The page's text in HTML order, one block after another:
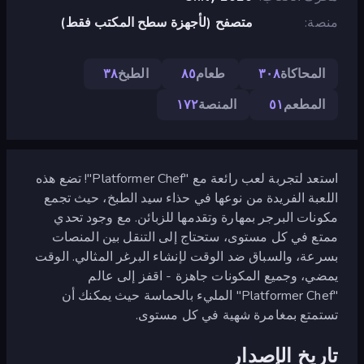
منصة
متصفح (لأجهزة سطح المكتب فقط)
المحاكاة٣٠٨ طعام٨٥ الطبخ٣٨
المطعم٥١ المنصة١٧٢
استعد لتجربة لعب رائعة مع "Platformer Chef"! تضع هذه
اللعبة الفريدة من نوعها في حذاء سيد الطبخ، حيث تجمع
مكونات البرجر بمهارة وتقدمها للزبائن. مع وجود تحدي
ممتع في كل مستوى، ستحتاج إلى التنقل بين المنصات
بسرعة، والسباق ضد الوقت لإنشاء البرغر المثالي. الوقت
يمضي، وجميع المكونات جاهزة - اقفز إلى عالم
"Platformer Chef" المليء بالحماسة حيث يمكنك أن
تستمتع بمغامرة شهية في كل مستوى.
تاريخ الإصدار